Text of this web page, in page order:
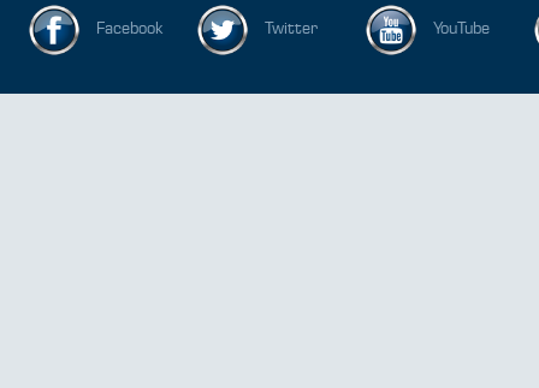
Facebook Twitter YouTube